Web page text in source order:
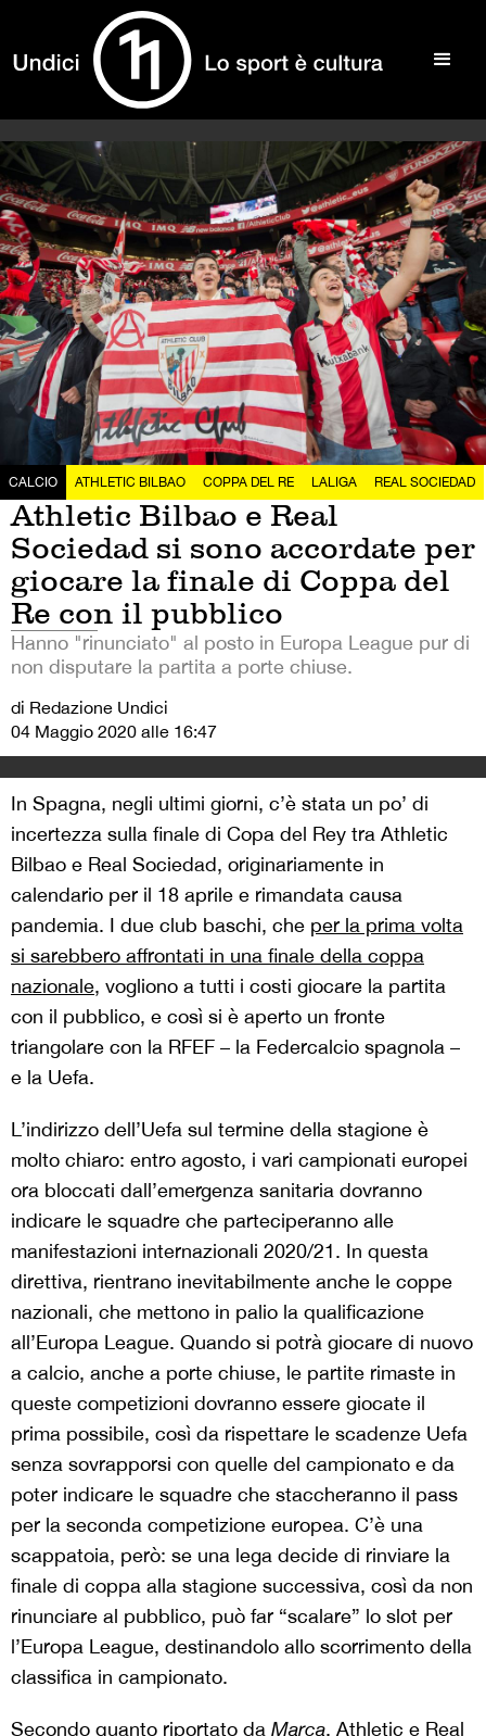
CALCIO ATHLETIC BILBAO COPPA DEL RE LALIGA REAL SOCIEDAD
Athletic Bilbao e Real
Sociedad si sono accordate per
giocare la finale di Coppa del
Re con il pubblico
Hanno "rinunciato" al posto in Europa League pur di
non disputare la partita a porte chiuse.
di Redazione Undici
04 Maggio 2020 alle 16:47
In Spagna, negli ultimi giorni, c’è stata un po’ di
incertezza sulla finale di Copa del Rey tra Athletic
Bilbao e Real Sociedad, originariamente in
calendario per il 18 aprile e rimandata causa
pandemia. I due club baschi, che per la prima volta
si sarebbero affrontati in una finale della coppa
nazionale, vogliono a tutti i costi giocare la partita
con il pubblico, e così si è aperto un fronte
triangolare con la RFEF – la Federcalcio spagnola –
e la Uefa.
L’indirizzo dell’Uefa sul termine della stagione è
molto chiaro: entro agosto, i vari campionati europei
ora bloccati dall’emergenza sanitaria dovranno
indicare le squadre che parteciperanno alle
manifestazioni internazionali 2020/21. In questa
direttiva, rientrano inevitabilmente anche le coppe
nazionali, che mettono in palio la qualificazione
all’Europa League. Quando si potrà giocare di nuovo
a calcio, anche a porte chiuse, le partite rimaste in
queste competizioni dovranno essere giocate il
prima possibile, così da rispettare le scadenze Uefa
senza sovrapporsi con quelle del campionato e da
poter indicare le squadre che staccheranno il pass
per la seconda competizione europea. C’è una
scappatoia, però: se una lega decide di rinviare la
finale di coppa alla stagione successiva, così da non
rinunciare al pubblico, può far “scalare” lo slot per
l’Europa League, destinandolo allo scorrimento della
classifica in campionato.
Secondo quanto riportato da Marca, Athletic e Real